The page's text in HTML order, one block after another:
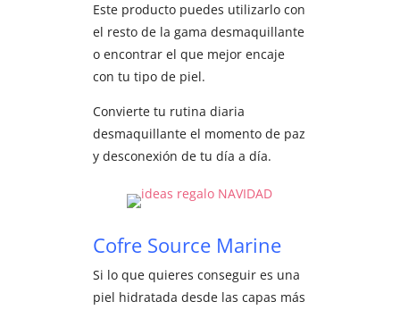
Este producto puedes utilizarlo con
el resto de la gama desmaquillante
o encontrar el que mejor encaje
con tu tipo de piel.
Convierte tu rutina diaria
desmaquillante el momento de paz
y desconexión de tu día a día.
Cofre Source Marine
Si lo que quieres conseguir es una
piel hidratada desde las capas más